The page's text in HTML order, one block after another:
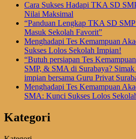
Cara Sukses Hadapi TKA SD
Nilai Maksimal
“Panduan Lengkap TKA SD
Masuk Sekolah Favorit”
Menghadapi Tes Kemampuan
Sukses Lolos Sekolah Impian!
“Butuh persiapan Tes
SMP, & SMA di Surabaya?
impian bersama Guru Privat
Menghadapi Tes Kemampuan
SMA: Kunci Sukses Lolos
Kategori